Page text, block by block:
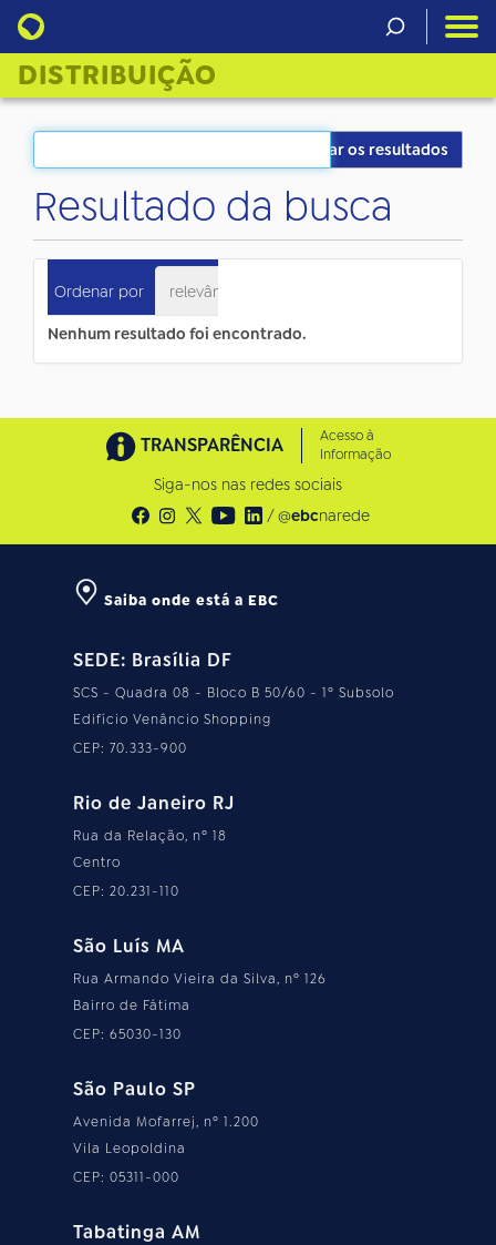
DISTRIBUIÇÃO
Filtrar os resultados
Resultado da busca
Ordenar por relevância
Nenhum resultado foi encontrado.
TRANSPARÊNCIA
Acesso à
Informação
Siga-nos nas redes sociais
/ @ebcnarede
Saiba onde está a EBC
SEDE: Brasília DF
SCS - Quadra 08 - Bloco B 50/60 - 1º Subsolo
Edifício Venâncio Shopping
CEP: 70.333-900
Rio de Janeiro RJ
Rua da Relação, nº 18
Centro
CEP: 20.231-110
São Luís MA
Rua Armando Vieira da Silva, nº 126
Bairro de Fátima
CEP: 65030-130
São Paulo SP
Avenida Mofarrej, nº 1.200
Vila Leopoldina
CEP: 05311-000
Tabatinga AM